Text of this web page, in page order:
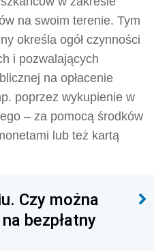
na swoim terenie. Tym
określa ogół czynności
i pozwalających
na opłacenie
poprzez wykupienie w
– za pomocą środków
lub też kartą
Czy można
bezpłatny